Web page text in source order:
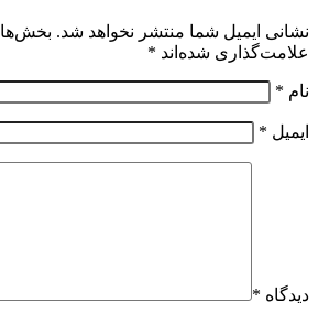
نشانی ایمیل شما منتشر نخواهد شد.
علامت‌گذاری شده‌اند *
نام *
ایمیل *
دیدگاه *